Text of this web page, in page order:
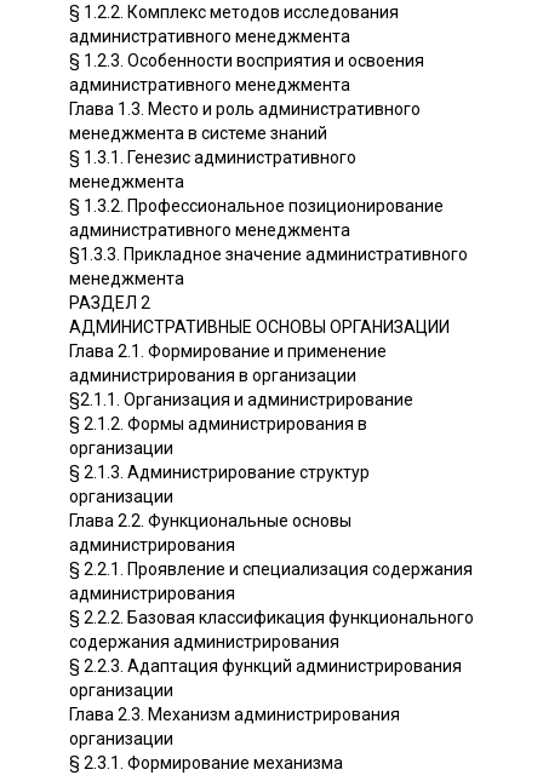
§ 1.2.2. Комплекс методов исследования
административного менеджмента
§ 1.2.3. Особенности восприятия и освоения
административного менеджмента
Глава 1.3. Место и роль административного
менеджмента в системе знаний
§ 1.3.1. Генезис административного
менеджмента
§ 1.3.2. Профессиональное позиционирование
административного менеджмента
§1.3.3. Прикладное значение административного
менеджмента
РАЗДЕЛ 2
АДМИНИСТРАТИВНЫЕ ОСНОВЫ ОРГАНИЗАЦИИ
Глава 2.1. Формирование и применение
администрирования в организации
§2.1.1. Организация и администрирование
§ 2.1.2. Формы администрирования в
организации
§ 2.1.3. Администрирование структур
организации
Глава 2.2. Функциональные основы
администрирования
§ 2.2.1. Проявление и специализация содержания
администрирования
§ 2.2.2. Базовая классификация функционального
содержания администрирования
§ 2.2.3. Адаптация функций администрирования
организации
Глава 2.3. Механизм администрирования
организации
§ 2.3.1. Формирование механизма